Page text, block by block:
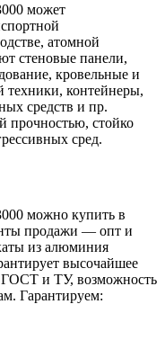
может
атомной
стеновые панели,
кровельные и
техники, контейнеры,
средств и пр.
прочностью, стойко
сред.
можно купить в
продажи — опт и
из алюминия
высочайшее
ГОСТ и ТУ, возможность
Гарантируем: